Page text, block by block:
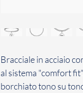
Bracciale in acciaio
al sistema "comfort
borchiato tono su